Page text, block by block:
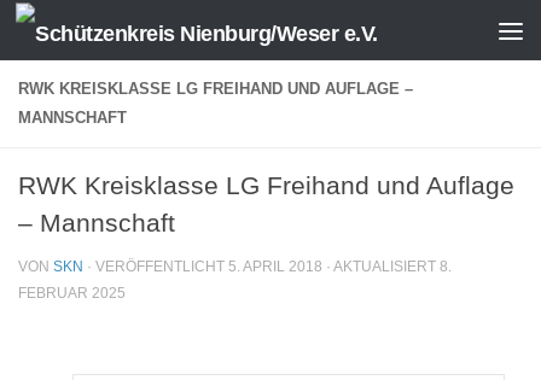
Zum Inhalt springen
RWK KREISKLASSE LG FREIHAND UND AUFLAGE –
MANNSCHAFT
RWK Kreisklasse LG Freihand und Auflage
– Mannschaft
VON SKN · VERÖFFENTLICHT 5. APRIL 2018 · AKTUALISIERT 8.
FEBRUAR 2025